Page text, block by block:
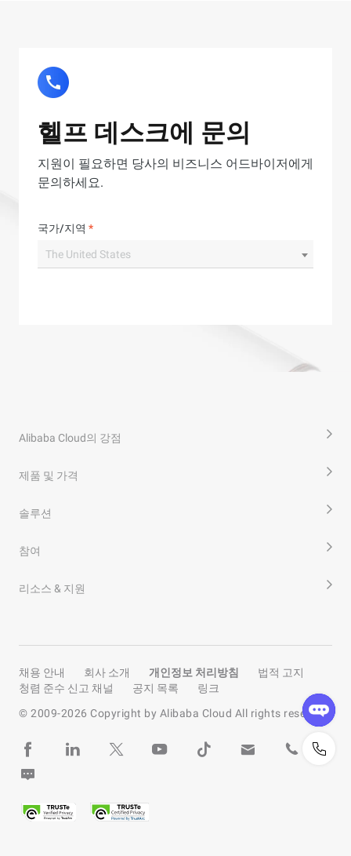
헬프 데스크에 문의
지원이 필요하면 당사의 비즈니스 어드바이저에게
문의하세요.
국가/지역 *
The United States
Alibaba Cloud의 강점
제품 및 가격
솔루션
참여
리소스 & 지원
채용 안내 회사 소개 개인정보 처리방침
법적 고지
청렴 준수 신고 채널
공지 목록
링크
© 2009-2026 Copyright by Alibaba Cloud All rights reserved